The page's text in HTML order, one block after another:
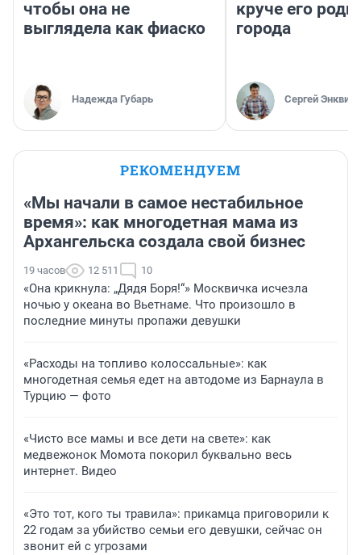
чтобы она не
выглядела как фиаско
Надежда Губарь
круче его
города
Сергей Энквист
РЕКОМЕНДУЕМ
«Мы начали в самое нестабильное
время»: как многодетная мама из
Архангельска создала свой бизнес
19 часов 12 511 10
«Она крикнула: „Дядя Боря!“» Москвичка исчезла
ночью у океана во Вьетнаме. Что произошло в
последние минуты пропажи девушки
«Расходы на топливо колоссальные»: как
многодетная семья едет на автодоме из Барнаула в
Турцию — фото
«Чисто все мамы и все дети на свете»: как
медвежонок Момота покорил буквально весь
интернет. Видео
«Это тот, кого ты травила»: прикамца приговорили к
22 годам за убийство семьи его девушки, сейчас он
звонит ей с угрозами